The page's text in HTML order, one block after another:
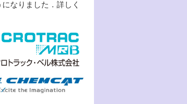
なりました．詳しく